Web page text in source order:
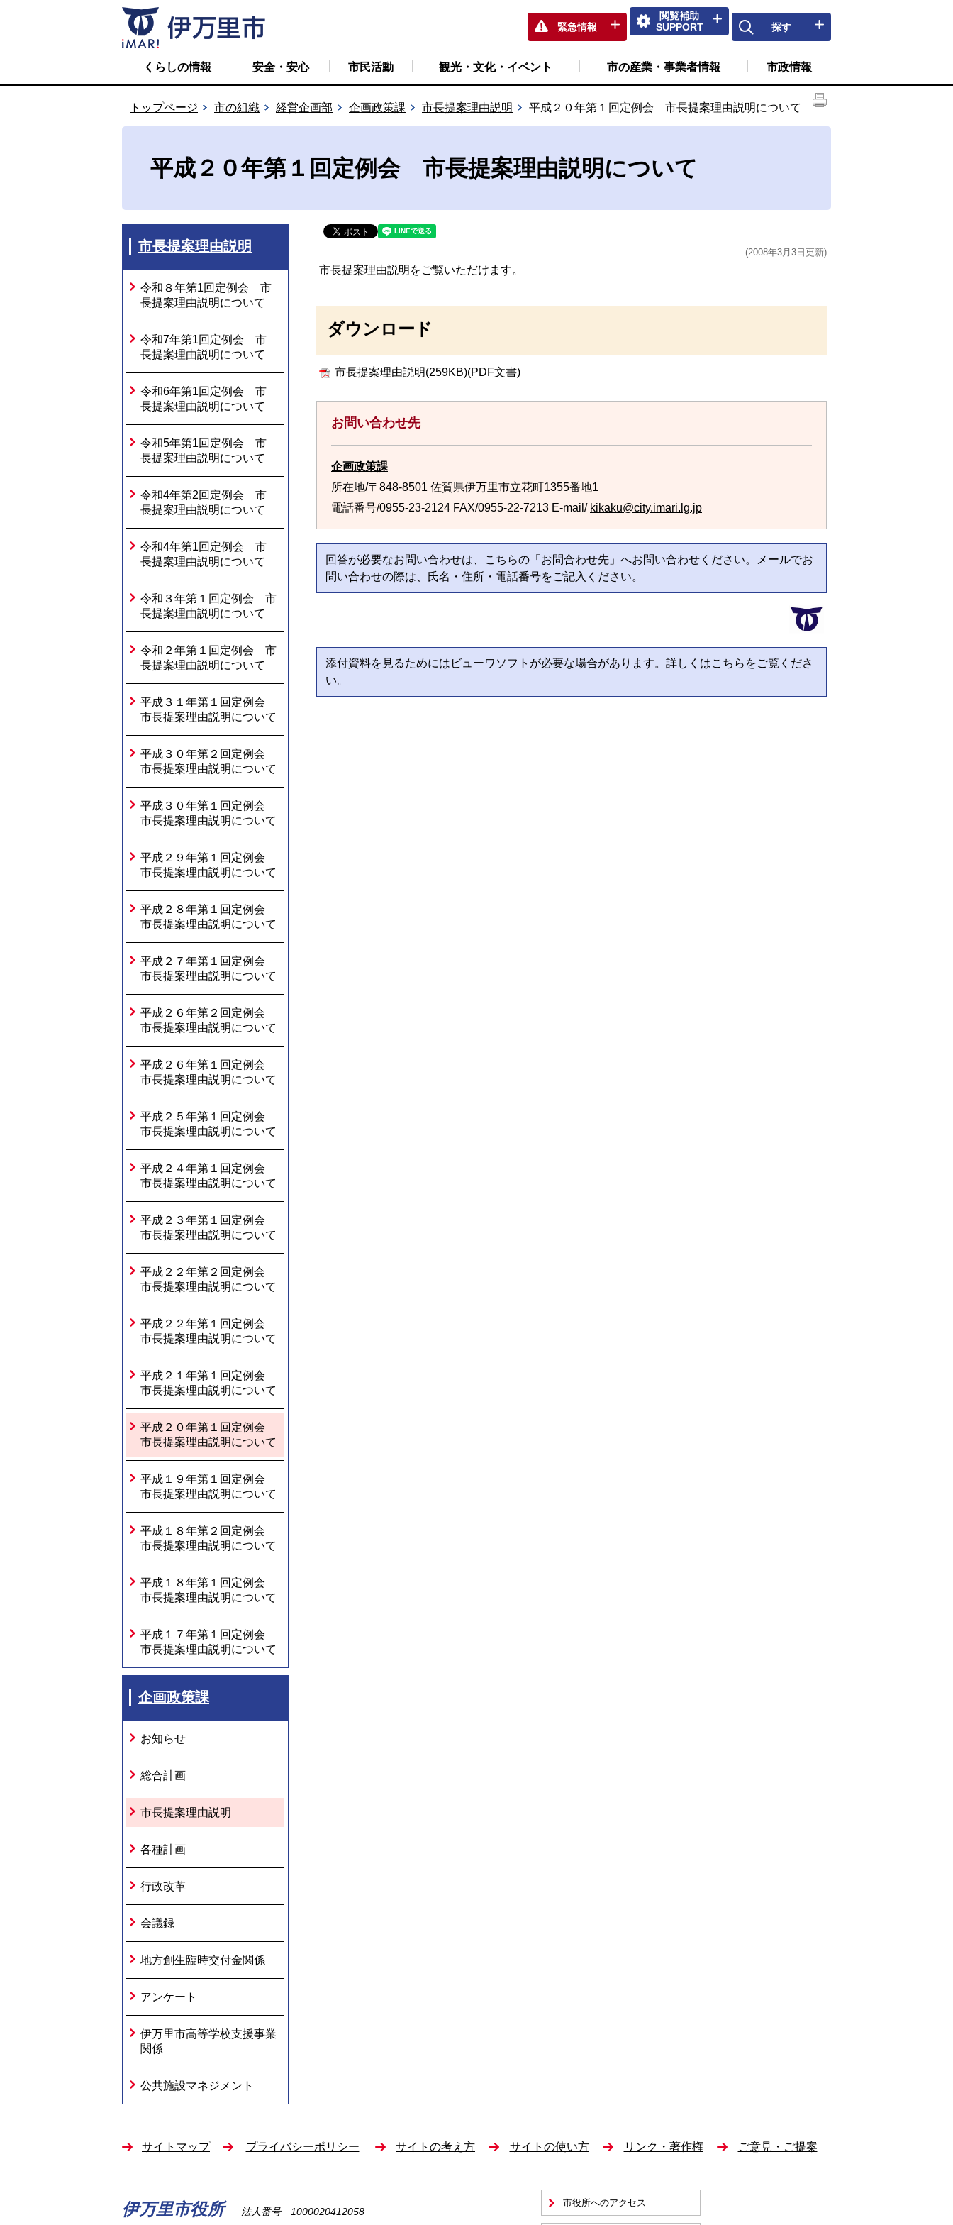
緊急情報
閲覧補助
SUPPORT
探す
くらしの情報 安全・安心 市民活動 観光・文化・イベント 市の産業・事業者情報 市政情報
トップページ 市の組織 経営企画部 企画政策課 市長提案理由説明 平成２０年第１回定例会 市長提案理由説明について
平成２０年第１回定例会 市長提案理由説明について
市長提案理由説明
令和８年第1回定例会 市
長提案理由説明について
令和7年第1回定例会 市
長提案理由説明について
令和6年第1回定例会 市
長提案理由説明について
令和5年第1回定例会 市
長提案理由説明について
令和4年第2回定例会 市
長提案理由説明について
令和4年第1回定例会 市
長提案理由説明について
令和３年第１回定例会 市
長提案理由説明について
令和２年第１回定例会 市
長提案理由説明について
平成３１年第１回定例会
市長提案理由説明について
平成３０年第２回定例会
市長提案理由説明について
平成３０年第１回定例会
市長提案理由説明について
平成２９年第１回定例会
市長提案理由説明について
平成２８年第１回定例会
市長提案理由説明について
平成２７年第１回定例会
市長提案理由説明について
平成２６年第２回定例会
市長提案理由説明について
平成２６年第１回定例会
市長提案理由説明について
平成２５年第１回定例会
市長提案理由説明について
平成２４年第１回定例会
市長提案理由説明について
平成２３年第１回定例会
市長提案理由説明について
平成２２年第２回定例会
市長提案理由説明について
平成２２年第１回定例会
市長提案理由説明について
平成２１年第１回定例会
市長提案理由説明について
平成２０年第１回定例会
市長提案理由説明について
平成１９年第１回定例会
市長提案理由説明について
平成１８年第２回定例会
市長提案理由説明について
平成１８年第１回定例会
市長提案理由説明について
平成１７年第１回定例会
市長提案理由説明について
企画政策課
お知らせ
総合計画
市長提案理由説明
各種計画
行政改革
会議録
地方創生臨時交付金関係
アンケート
伊万里市高等学校支援事業
関係
公共施設マネジメント
(2008年3月3日更新)
市長提案理由説明をご覧いただけます。
ダウンロード
市長提案理由説明(259KB)(PDF文書)
お問い合わせ先
企画政策課
所在地/〒848-8501 佐賀県伊万里市立花町1355番地1
電話番号/0955-23-2124 FAX/0955-22-7213 E-mail/ kikaku@city.imari.lg.jp
回答が必要なお問い合わせは、こちらの「お問合わせ先」へお問い合わせください。メールでお
問い合わせの際は、氏名・住所・電話番号をご記入ください。
添付資料を見るためにはビューワソフトが必要な場合があります。詳しくはこちらをご覧くださ
い。
サイトマップ プライバシーポリシー サイトの考え方 サイトの使い方 リンク・著作権 ご意見・ご提案
伊万里市役所 法人番号 1000020412058
市役所へのアクセス